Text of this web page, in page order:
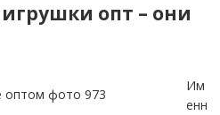
опт – они
Им
енн